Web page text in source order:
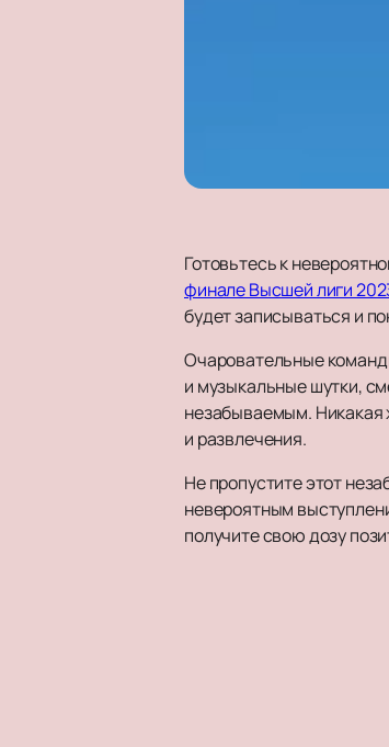
Готовьтесь к
финале Высшей лиги
будет записываться и
Очаровательные
и музыкальные шутки,
незабываемым. Никакая
и развлечения.
Не пропустите этот
невероятным
получите свою дозу